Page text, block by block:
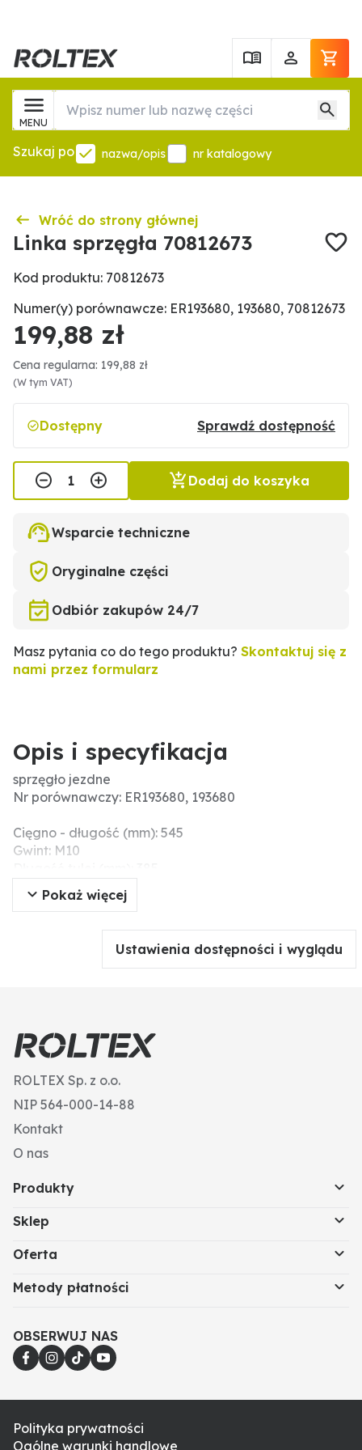
MENU
Szukaj po nazwa/opis nr katalogowy
Wróć do strony głównej
Linka sprzęgła 70812673
Kod produktu: 70812673
Numer(y) porównawcze: ER193680, 193680, 70812673
199,88 zł
Cena regularna: 199,88 zł
(W tym VAT)
Dostępny Sprawdź dostępność
Dodaj do koszyka
Wsparcie techniczne
Oryginalne części
Odbiór zakupów 24/7
Masz pytania co do tego produktu? Skontaktuj się z
nami przez formularz
Opis i specyfikacja
sprzęgło jezdne
Nr porównawczy: ER193680, 193680
Cięgno - długość (mm): 545
Gwint: M10
Pokaż więcej
Ustawienia dostępności i wyglądu
ROLTEX Sp. z o.o.
NIP 564-000-14-88
Kontakt
O nas
Produkty
Sklep
Oferta
Metody płatności
OBSERWUJ NAS
Polityka prywatności
Ogólne warunki handlowe